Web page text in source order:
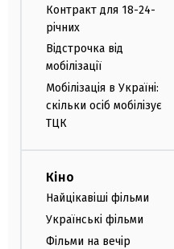
Контракт для 18-24-
річних
Відстрочка від
мобілізації
Мобілізація в Україні:
скільки осіб мобілізує
ТЦК
Кіно
Найцікавіші фільми
Українські фільми
Фільми на вечір